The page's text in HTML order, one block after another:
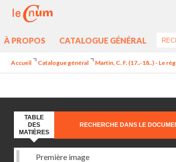
À PROPOS CATALOGUE GÉNÉRAL
Accueil Catalogue général Martin, C. F. (17..-18..) - Le
TABLE
DES
MATIÈRES
RECHERCHE DANS LE
Première image